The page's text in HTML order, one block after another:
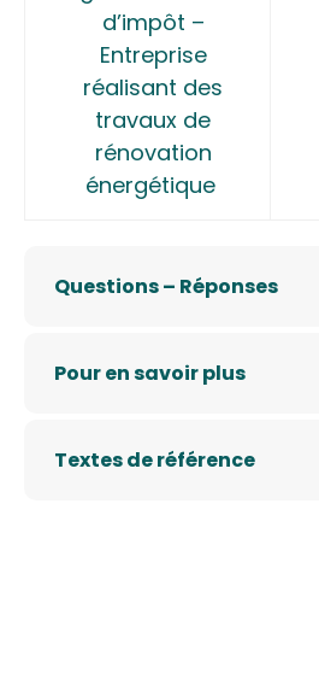
d’impôt –
Entreprise
réalisant des
travaux de
rénovation
énergétique
Questions – Réponses
Pour en savoir plus
Textes de référence